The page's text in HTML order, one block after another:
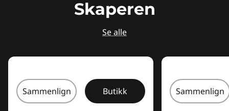
Skaperen
Se alle
Sammenlign Butikk Sammenlign